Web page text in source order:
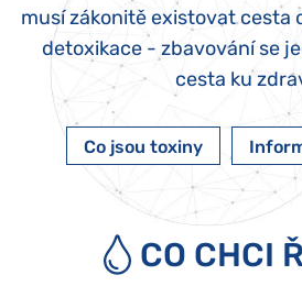
musí zákonitě existovat cesta
detoxikace - zbavování se
cesta ku
Co jsou toxiny
CO CHCI